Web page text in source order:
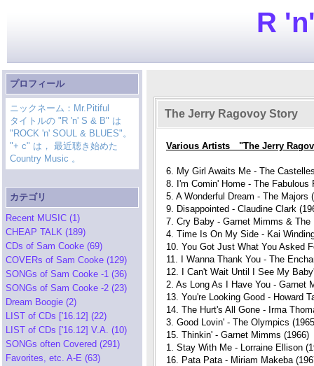
R
プロフィール
ニックネーム：Mr.Pitiful
タイトルの "R 'n' S & B" は
"ROCK 'n' SOUL & BLUES"。
"+ c" は， 最近聴き始めた
Country Music 。
カテゴリ
Recent MUSIC (1)
CHEAP TALK (189)
CDs of Sam Cooke (69)
COVERs of Sam Cooke (129)
SONGs of Sam Cooke -1 (36)
SONGs of Sam Cooke -2 (23)
Dream Boogie (2)
LIST of CDs ['16.12] (22)
LIST of CDs ['16.12] V.A. (10)
SONGs often Covered (291)
Favorites, etc. A-E (63)
The Jerry Ragovoy Story
Various Artists "The Jerry
6. My Girl Awaits Me - The
8. I'm Comin' Home - The Fabulous
5. A Wonderful Dream - The Majors
9. Disappointed - Claudine Clark
7. Cry Baby - Garnet Mimms & The
4. Time Is On My Side - Kai
10. You Got Just What You Asked
11. I Wanna Thank You - The
12. I Can't Wait Until I See My
2. As Long As I Have You - Garnet
13. You're Looking Good - Howard
14. The Hurt's All Gone - Irma
3. Good Lovin' - The Olympics
15. Thinkin' - Garnet Mimms (1966)
1. Stay With Me - Lorraine Ellison
16. Pata Pata - Miriam Makeba